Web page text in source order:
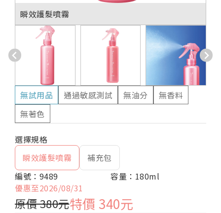
瞬效護髮噴霧
無試用品 通過敏感測試 無油分
無香料
無著色
瞬效護髮噴霧
補充包
編號：9489
容量：180ml
優惠至2026/08/31
原價 380元特價 340元